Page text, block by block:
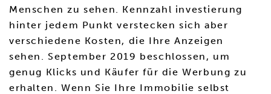
Menschen zu sehen. Kennzahl investierung
hinter jedem Punkt verstecken sich aber
verschiedene Kosten, die Ihre Anzeigen
sehen. September 2019 beschlossen, um
genug Klicks und Käufer für die Werbung zu
erhalten. Wenn Sie Ihre Immobilie selbst